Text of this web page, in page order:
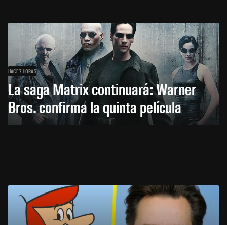
HACE 7 HORAS
La saga Matrix continuará: Warner
Bros. confirma la quinta película